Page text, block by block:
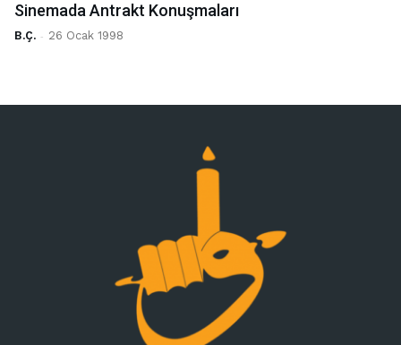
Sinemada Antrakt Konuşmaları
B.Ç. - 26 Ocak 1998